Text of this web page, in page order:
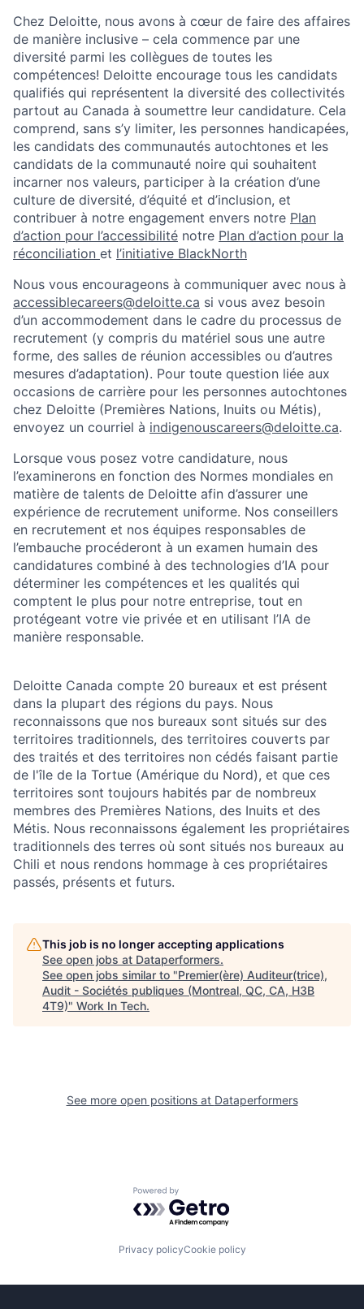
Chez Deloitte, nous avons à cœur de faire des affaires
de manière inclusive – cela commence par une
diversité parmi les collègues de toutes les
compétences! Deloitte encourage tous les candidats
qualifiés qui représentent la diversité des collectivités
partout au Canada à soumettre leur candidature. Cela
comprend, sans s’y limiter, les personnes handicapées,
les candidats des communautés autochtones et les
candidats de la communauté noire qui souhaitent
incarner nos valeurs, participer à la création d’une
culture de diversité, d’équité et d’inclusion, et
contribuer à notre engagement envers notre Plan
d’action pour l’accessibilité notre Plan d’action pour la
réconciliation et l’initiative BlackNorth
Nous vous encourageons à communiquer avec nous à
accessiblecareers@deloitte.ca si vous avez besoin
d’un accommodement dans le cadre du processus de
recrutement (y compris du matériel sous une autre
forme, des salles de réunion accessibles ou d’autres
mesures d’adaptation). Pour toute question liée aux
occasions de carrière pour les personnes autochtones
chez Deloitte (Premières Nations, Inuits ou Métis),
envoyez un courriel à indigenouscareers@deloitte.ca.
Lorsque vous posez votre candidature, nous
l’examinerons en fonction des Normes mondiales en
matière de talents de Deloitte afin d’assurer une
expérience de recrutement uniforme. Nos conseillers
en recrutement et nos équipes responsables de
l’embauche procéderont à un examen humain des
candidatures combiné à des technologies d’IA pour
déterminer les compétences et les qualités qui
comptent le plus pour notre entreprise, tout en
protégeant votre vie privée et en utilisant l’IA de
manière responsable.
Deloitte Canada compte 20 bureaux et est présent
dans la plupart des régions du pays. Nous
reconnaissons que nos bureaux sont situés sur des
territoires traditionnels, des territoires couverts par
des traités et des territoires non cédés faisant partie
de l'île de la Tortue (Amérique du Nord), et que ces
territoires sont toujours habités par de nombreux
membres des Premières Nations, des Inuits et des
Métis. Nous reconnaissons également les propriétaires
traditionnels des terres où sont situés nos bureaux au
Chili et nous rendons hommage à ces propriétaires
passés, présents et futurs.
This job is no longer accepting applications
See open jobs at Dataperformers.
See open jobs similar to "Premier(ère) Auditeur(trice),
Audit - Sociétés publiques (Montreal, QC, CA, H3B
4T9)" Work In Tech.
See more open positions at Dataperformers
Powered by Getro.com
Privacy policyCookie policy